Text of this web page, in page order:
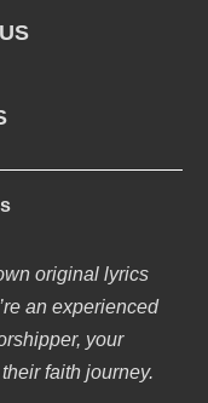
original lyrics
an experienced
your
faith journey.